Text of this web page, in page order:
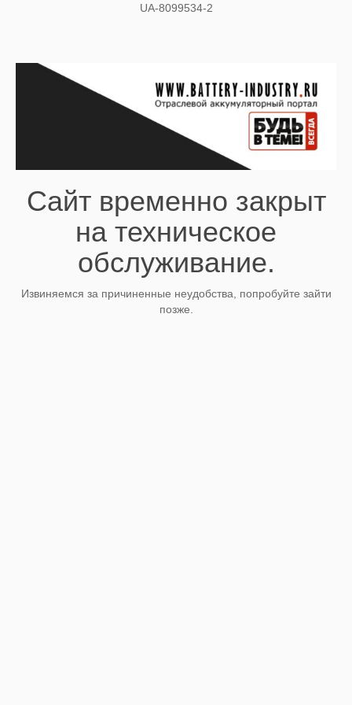
UA-8099534-2
Сайт временно закрыт
на техническое
обслуживание.
Извиняемся за причиненные неудобства, попробуйте зайти
позже.